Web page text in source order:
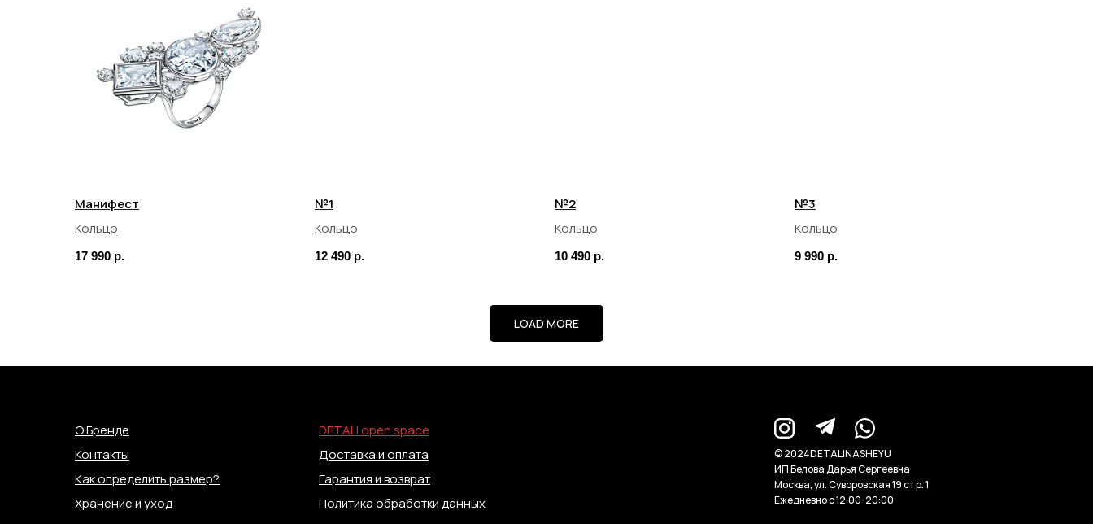
Манифест
Кольцо
17 990 р.
№1
Кольцо
12 490 р.
№2
Кольцо
10 490 р.
№3
Кольцо
9 990 р.
LOAD MORE
О Бренде
Контакты
Как определить размер?
Хранение и уход
DETALI open space
Доставка и оплата
Гарантия и возврат
Политика обработки данных
© 2024DETALINASHEYU
Москва, ул. Суворовская 19 стр. 1
Ежедневно с 12:00-20:00
ИП Белова Дарья Сергеевна